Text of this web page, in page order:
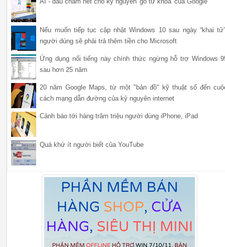
Nếu muốn tiếp tục cập nhật Windows 10 sau ngày “khai
người dùng sẽ phải trả thêm tiền cho Microsoft
Ứng dụng nổi tiếng này chính thức ngừng hỗ trợ Windows
sau hơn 25 năm
20 năm Google Maps, từ một "bản đồ" kỹ thuật số đến
cách mạng dẫn đường của kỷ nguyên internet
Cảnh báo tới hàng trăm triệu người dùng iPhone, iPad
Quá khứ ít người biết của YouTube